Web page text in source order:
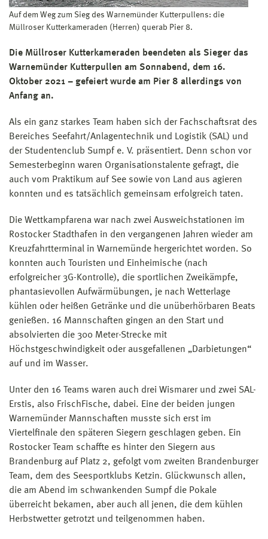
Auf dem Weg zum Sieg des Warnemünder Kutterpullens: die
Müllroser Kutterkameraden (Herren) querab Pier 8.
Die Müllroser Kutterkameraden beendeten als Sieger das
Warnemünder Kutterpullen am Sonnabend, dem 16.
Oktober 2021 – gefeiert wurde am Pier 8 allerdings von
Anfang an.
Als ein ganz starkes Team haben sich der Fachschaftsrat des
Bereiches Seefahrt/Anlagentechnik und Logistik (SAL) und
der Studentenclub Sumpf e. V. präsentiert. Denn schon vor
Semesterbeginn waren Organisationstalente gefragt, die
auch vom Praktikum auf See sowie von Land aus agieren
konnten und es tatsächlich gemeinsam erfolgreich taten.
Die Wettkampfarena war nach zwei Ausweichstationen im
Rostocker Stadthafen in den vergangenen Jahren wieder am
Kreuzfahrtterminal in Warnemünde hergerichtet worden. So
konnten auch Touristen und Einheimische (nach
erfolgreicher 3G-Kontrolle), die sportlichen Zweikämpfe,
phantasievollen Aufwärmübungen, je nach Wetterlage
kühlen oder heißen Getränke und die unüberhörbaren Beats
genießen. 16 Mannschaften gingen an den Start und
absolvierten die 300 Meter-Strecke mit
Höchstgeschwindigkeit oder ausgefallenen „Darbietungen“
auf und im Wasser.
Unter den 16 Teams waren auch drei Wismarer und zwei SAL-
Erstis, also FrischFische, dabei. Eine der beiden jungen
Warnemünder Mannschaften musste sich erst im
Viertelfinale den späteren Siegern geschlagen geben. Ein
Rostocker Team schaffte es hinter den Siegern aus
Brandenburg auf Platz 2, gefolgt vom zweiten Brandenburger
Team, dem des Seesportklubs Ketzin. Glückwunsch allen,
die am Abend im schwankenden Sumpf die Pokale
überreicht bekamen, aber auch all jenen, die dem kühlen
Herbstwetter getrotzt und teilgenommen haben.